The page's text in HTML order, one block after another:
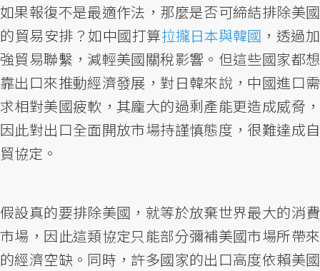
如果報復不是最適作法，那麼是否可締結排除美國
的貿易安排？如中國打算拉攏日本與韓國 ，透過加
強貿易聯繫，減輕美國關稅影響。但這些國家都想
靠出口來推動經濟發展，對日韓來說，中國進口需
求相對美國疲軟，其龐大的過剩產能更造成威脅，
因此對出口全面開放市場持謹慎態度，很難達成自
貿協定。
假設真的要排除美國，就等於放棄世界最大的消費
市場，因此這類協定只能部分彌補美國市場所帶來
的經濟空缺。同時，許多國家的出口高度依賴美國